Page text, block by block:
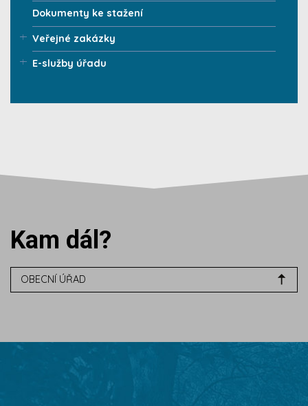
Dokumenty ke stažení
Veřejné zakázky
E-služby úřadu
Kam dál?
OBECNÍ ÚŘAD